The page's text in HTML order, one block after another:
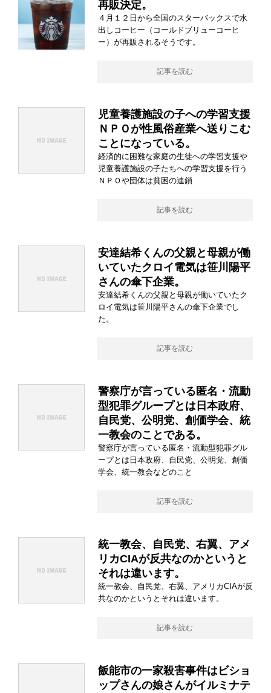
再販決定。
４月１２日から全国のスターバックスで水
出しコーヒー（コールドブリューコーヒ
ー）が再販されるそうです。
記事を読む
児童養護施設の子への学習支援
ＮＰＯが性風俗産業へ送りこむ
ことになっている。
経済的に困難な家庭の生徒への学習支援や
児童養護施設の子たちへの学習支援を行う
ＮＰＯや団体は貧困の連鎖
記事を読む
安達結希くんの父親と母親が働
いていたクロイ電気は笹川陽平
さんの傘下企業。
安達結希くんの父親と母親が働いていたク
ロイ電気は笹川陽平さんの傘下企業でし
た。
記事を読む
警察庁が言っている匿名・流動
型犯罪グループとは日本政府、
自民党、公明党、創価学会、統
一教会のことである。
警察庁が言っている匿名・流動型犯罪グル
ープとは日本政府、自民党、公明党、創価
学会、統一教会などのこと
記事を読む
統一教会、自民党、右翼、アメ
リカCIAが反共なのかというと
それは違います。
統一教会、自民党、右翼、アメリカCIAが反
共なのかというとそれは違います。
記事を読む
飯能市の一家殺害事件はビショ
ップさんの娘さんがイルミナテ